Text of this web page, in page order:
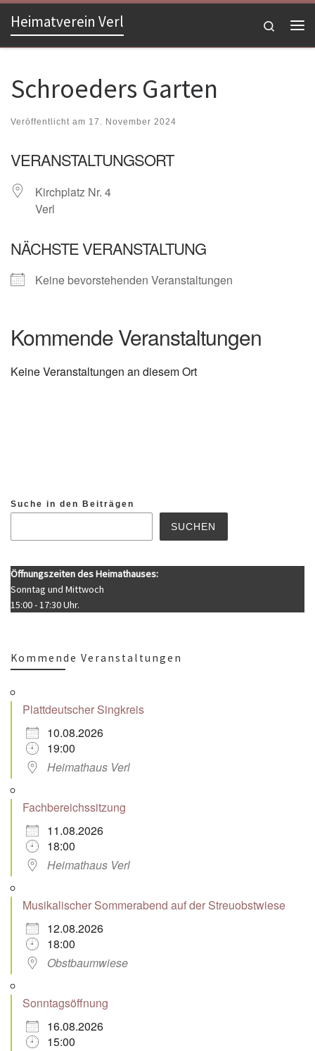
Zum Inhalt springen
Heimatverein Verl
Search
Schroeders Garten
Veröffentlicht am 17. November 2024
VERANSTALTUNGSORT
Kirchplatz Nr. 4
Verl
NÄCHSTE VERANSTALTUNG
Keine bevorstehenden Veranstaltungen
Kommende Veranstaltungen
Keine Veranstaltungen an diesem Ort
Suche in den Beiträgen
SUCHEN
Öffnungszeiten des Heimathauses:
Sonntag und Mittwoch
15:00 - 17:30 Uhr.
Kommende Veranstaltungen
Plattdeutscher Singkreis
10.08.2026
19:00
Heimathaus Verl
Fachbereichssitzung
11.08.2026
18:00
Heimathaus Verl
Musikalischer Sommerabend auf der Streuobstwiese
12.08.2026
18:00
Obstbaumwiese
Sonntagsöffnung
16.08.2026
15:00